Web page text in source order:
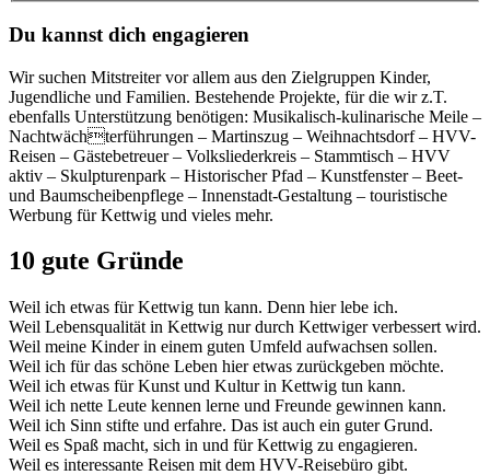
Du kannst dich engagieren
Wir suchen Mitstreiter vor allem aus den Zielgruppen Kinder,
Jugendliche und Familien. Bestehende Projekte, für die wir z.T.
ebenfalls Unterstützung benötigen: Musikalisch-kulinarische Meile –
Nachtwächterführungen – Martinszug – Weihnachtsdorf – HVV-
Reisen – Gästebetreuer – Volksliederkreis – Stammtisch – HVV
aktiv – Skulpturenpark – Historischer Pfad – Kunstfenster – Beet-
und Baumscheibenpflege – Innenstadt-Gestaltung – touristische
Werbung für Kettwig und vieles mehr.
10 gute Gründe
Weil ich etwas für Kettwig tun kann. Denn hier lebe ich.
Weil Lebensqualität in Kettwig nur durch Kettwiger verbessert wird.
Weil meine Kinder in einem guten Umfeld aufwachsen sollen.
Weil ich für das schöne Leben hier etwas zurückgeben möchte.
Weil ich etwas für Kunst und Kultur in Kettwig tun kann.
Weil ich nette Leute kennen lerne und Freunde gewinnen kann.
Weil ich Sinn stifte und erfahre. Das ist auch ein guter Grund.
Weil es Spaß macht, sich in und für Kettwig zu engagieren.
Weil es interessante Reisen mit dem HVV-Reisebüro gibt.